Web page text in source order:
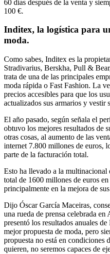
60 días después de la venta y
100 €.
Inditex, la logística para
moda.
Como sabes, Inditex es la
Stradivarius, Berskha, Pull &
trata de una de las principales
moda rápida o Fast Fashion. La
precios accesibles para que los
actualizados sus armarios y vestir
El año pasado, según señala el
obtuvo los mejores resultados de
otras cosas, al aumento de las
internet 7.800 millones de euros,
parte de la facturación total.
Esto ha llevado a la multinacional
total de 1600 millones de euros
principalmente en la mejora de
Dijo Óscar García Maceiras,
una rueda de prensa celebrada
presentó los resultados anuales
mejor propuesta de moda, pero
propuesta no está en condiciones
quieren, no seremos capaces de